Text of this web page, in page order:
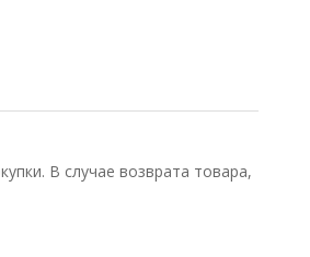
В случае возврата товара,